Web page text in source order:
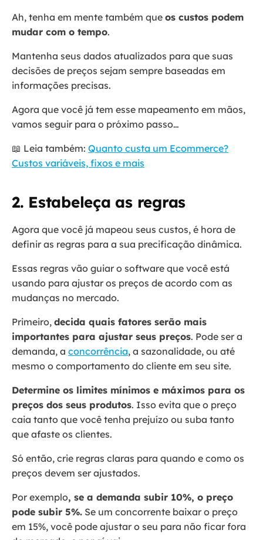
Ah, tenha em mente também que os custos podem
mudar com o tempo.
Mantenha seus dados atualizados para que suas
decisões de preços sejam sempre baseadas em
informações precisas.
Agora que você já tem esse mapeamento em mãos,
vamos seguir para o próximo passo…
📖 Leia também: Quanto custa um Ecommerce?
Custos variáveis, fixos e mais
2. Estabeleça as regras
Agora que você já mapeou seus custos, é hora de
definir as regras para a sua precificação dinâmica.
Essas regras vão guiar o software que você está
usando para ajustar os preços de acordo com as
mudanças no mercado.
Primeiro, decida quais fatores serão mais
importantes para ajustar seus preços. Pode ser a
demanda, a concorrência, a sazonalidade, ou até
mesmo o comportamento do cliente em seu site.
Determine os limites mínimos e máximos para os
preços dos seus produtos. Isso evita que o preço
caia tanto que você tenha prejuízo ou suba tanto
que afaste os clientes.
Só então, crie regras claras para quando e como os
preços devem ser ajustados.
Por exemplo, se a demanda subir 10%, o preço
pode subir 5%. Se um concorrente baixar o preço
em 15%, você pode ajustar o seu para não ficar fora